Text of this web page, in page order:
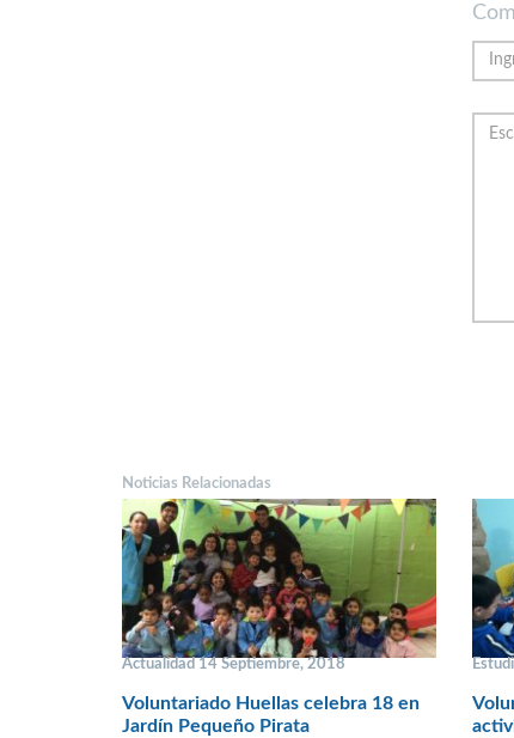
Noticias Relacionadas
Actualidad 14 Septiembre, 2018
Voluntariado Huellas celebra 18 en
Jardín Pequeño Pirata